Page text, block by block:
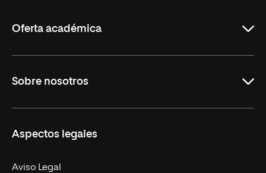
Oferta académica
Másteres Oficiales
Doctorados
Experto Universitario
Sobre nosotros
Facultades
Nuestro Equipo
Aspectos legales
Aviso Legal